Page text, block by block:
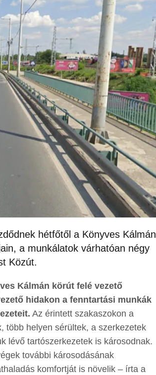
hétfőtől a Könyves Kálmán
a munkálatok várhatóan négy
Közút.
Kálmán körút felé vezető
hidakon a fenntartási munkák
Az érintett szakaszokon a
több helyen sérültek, a szerkezetek
lévő tartószerkezetek is károsodnak.
további károsodásának
komfortját is növelik – írta a